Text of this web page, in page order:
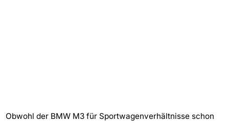
Obwohl der BMW M3 für Sportwagenverhältnisse schon